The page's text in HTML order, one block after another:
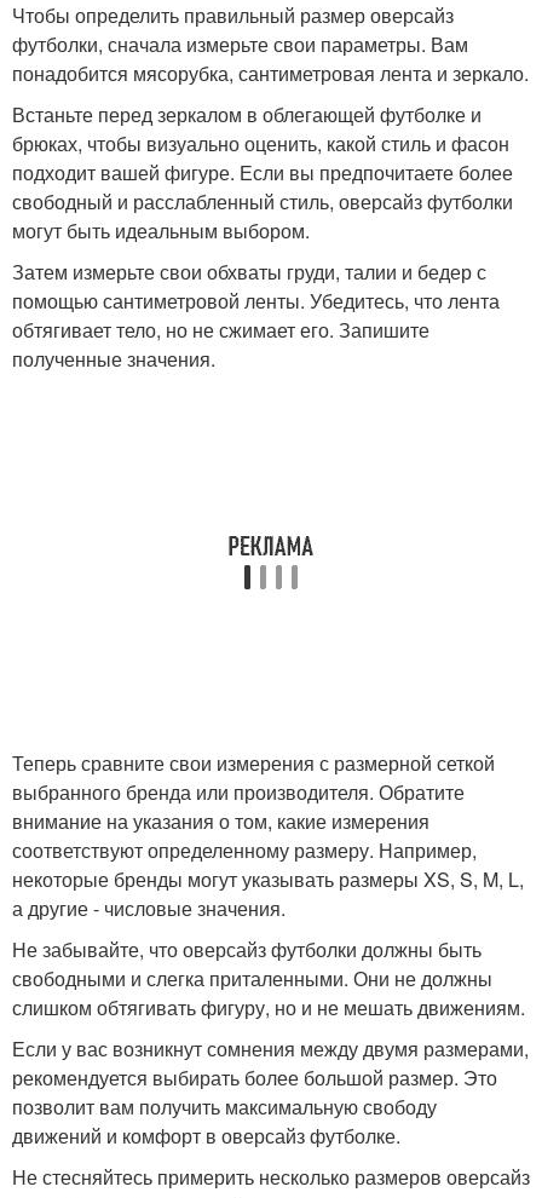
Чтобы определить правильный размер оверсайз
футболки, сначала измерьте свои параметры. Вам
понадобится мясорубка, сантиметровая лента и зеркало.
Встаньте перед зеркалом в облегающей футболке и
брюках, чтобы визуально оценить, какой стиль и фасон
подходит вашей фигуре. Если вы предпочитаете более
свободный и расслабленный стиль, оверсайз футболки
могут быть идеальным выбором.
Затем измерьте свои обхваты груди, талии и бедер с
помощью сантиметровой ленты. Убедитесь, что лента
обтягивает тело, но не сжимает его. Запишите
полученные значения.
Теперь сравните свои измерения с размерной сеткой
выбранного бренда или производителя. Обратите
внимание на указания о том, какие измерения
соответствуют определенному размеру. Например,
некоторые бренды могут указывать размеры XS, S, M, L,
а другие - числовые значения.
Не забывайте, что оверсайз футболки должны быть
свободными и слегка приталенными. Они не должны
слишком обтягивать фигуру, но и не мешать движениям.
Если у вас возникнут сомнения между двумя размерами,
рекомендуется выбирать более большой размер. Это
позволит вам получить максимальную свободу
движений и комфорт в оверсайз футболке.
Не стесняйтесь примерить несколько размеров оверсайз